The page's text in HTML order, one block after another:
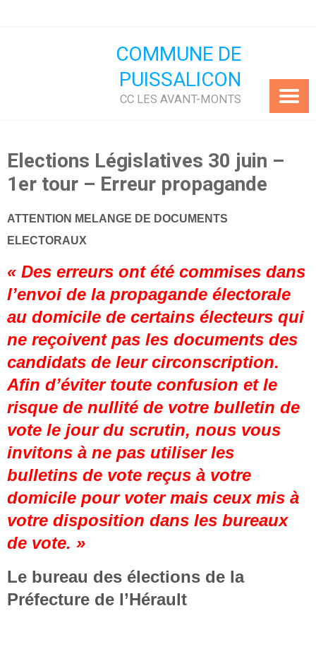
COMMUNE DE
PUISSALICON
CC LES AVANT-MONTS
Elections Législatives 30 juin –
1er tour – Erreur propagande
ATTENTION MELANGE DE DOCUMENTS
ELECTORAUX
« Des erreurs ont été commises dans
l’envoi de la propagande électorale
au domicile de certains électeurs qui
ne reçoivent pas les documents des
candidats de leur circonscription.
Afin d’éviter toute confusion et le
risque de nullité de votre bulletin de
vote le jour du scrutin, nous vous
invitons à ne pas utiliser les
bulletins de vote reçus à votre
domicile pour voter mais ceux mis à
votre disposition dans les bureaux
de vote. »
Le bureau des élections de la
Préfecture de l’Hérault